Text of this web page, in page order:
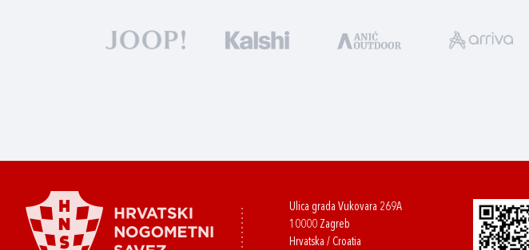
Ulica grada Vukovara 269A
10000 Zagreb
Hrvatska / Croatia